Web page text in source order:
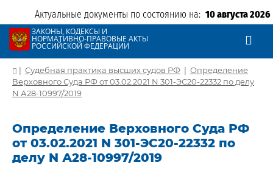
Актуальные документы по состоянию на: 10 августа 2026
ЗАКОНЫ, КОДЕКСЫ И
НОРМАТИВНО-ПРАВОВЫЕ АКТЫ
РОССИЙСКОЙ ФЕДЕРАЦИИ
| Судебная практика высших судов РФ | Определение
Верховного Суда РФ от 03.02.2021 N 301-ЭС20-22332 по делу
N А28-10997/2019
Определение Верховного Суда РФ
от 03.02.2021 N 301-ЭС20-22332 по
делу N А28-10997/2019